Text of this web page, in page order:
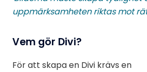
uppmärksamheten riktas mot
Vem gör Divi?
För att skapa en Divi krävs en